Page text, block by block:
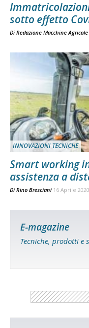
sotto effetto
Di Redazione Macchine Agricole
INNOVAZIONI TECNICHE
Smart working
assistenza a
Di Rino Bresciani 16 Aprile 2020
E-magazine
Tecniche, prodotti e